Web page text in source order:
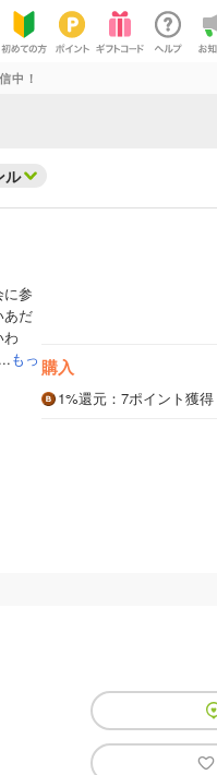
中！
ル
参
あだ
もっ 購入
1%還元 ：7ポイント獲得